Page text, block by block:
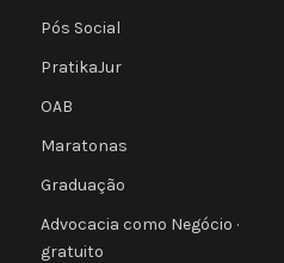
Pós Social
PratikaJur
OAB
Maratonas
Graduação
Advocacia como Negócio ·
gratuito